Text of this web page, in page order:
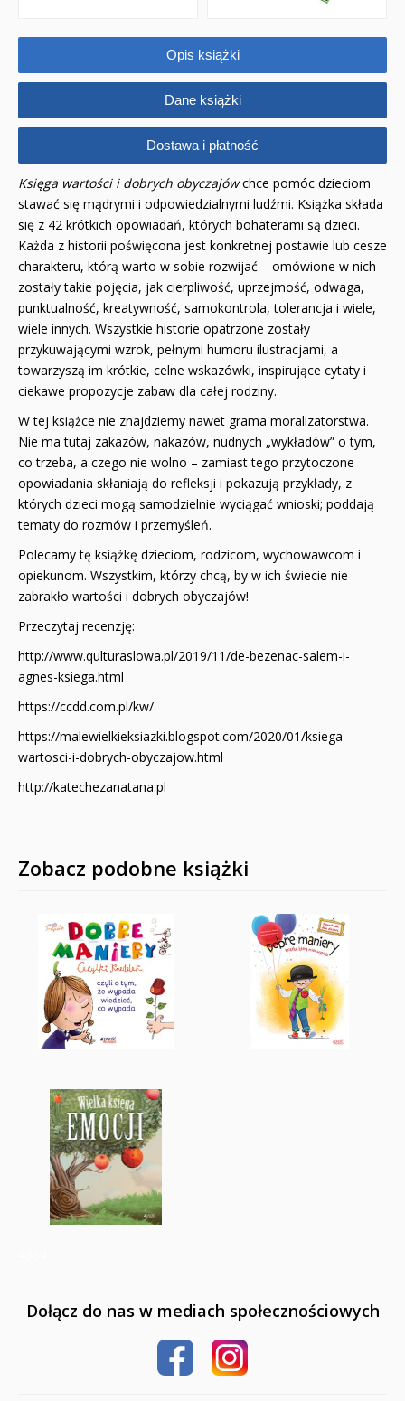
Opis książki
Dane książki
Dostawa i płatność
Księga wartości i dobrych obyczajówchce pomóc dzieciom
stawać się mądrymi i odpowiedzialnymi ludźmi. Książka składa
się z 42 krótkich opowiadań, których bohaterami są dzieci.
Każda z historii poświęcona jest konkretnej postawie lub cesze
charakteru, którą warto w sobie rozwijać – omówione w nich
zostały takie pojęcia, jak cierpliwość, uprzejmość, odwaga,
punktualność, kreatywność, samokontrola, tolerancja i wiele,
wiele innych. Wszystkie historie opatrzone zostały
przykuwającymi wzrok, pełnymi humoru ilustracjami, a
towarzyszą im krótkie, celne wskazówki, inspirujące cytaty i
ciekawe propozycje zabaw dla całej rodziny.
W tej książce nie znajdziemy nawet grama moralizatorstwa.
Nie ma tutaj zakazów, nakazów, nudnych „wykładów” o tym,
co trzeba, a czego nie wolno – zamiast tego przytoczone
opowiadania skłaniają do refleksji i pokazują przykłady, z
których dzieci mogą samodzielnie wyciągać wnioski; poddają
tematy do rozmów i przemyśleń.
Polecamy tę książkę dzieciom, rodzicom, wychowawcom i
opiekunom. Wszystkim, którzy chcą, by w ich świecie nie
zabrakło wartości i dobrych obyczajów!
Przeczytaj recenzję:
http://www.qulturaslowa.pl/2019/11/de-bezenac-salem-i-
agnes-ksiega.html
https://ccdd.com.pl/kw/
https://malewielkieksiazki.blogspot.com/2020/01/ksiega-
wartosci-i-dobrych-obyczajow.html
http://katechezanatana.pl
Zobacz podobne książki
Dołącz do nas w mediach społecznościowych